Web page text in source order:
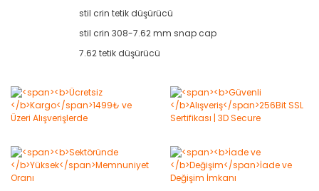
stil crin tetik düşürücü
stil crin 308-7.62 mm snap cap
7.62 tetik düşürücü